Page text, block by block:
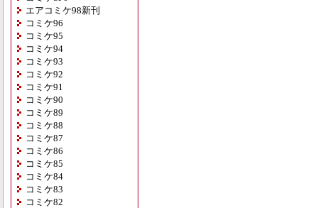
エアコミケ98新刊
コミケ96
コミケ95
コミケ94
コミケ93
コミケ92
コミケ91
コミケ90
コミケ89
コミケ88
コミケ87
コミケ86
コミケ85
コミケ84
コミケ83
コミケ82